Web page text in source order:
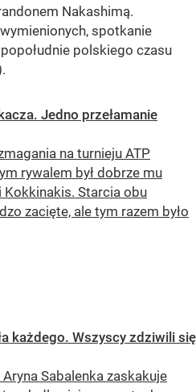
Nakashimą.
spotkanie
polskiego czasu
Jedno przełamanie
na turnieju ATP
rywalem był dobrze mu
Kokkinakis. Starcia obu
zacięte, ale tym razem było
każdego. Wszyscy zdziwili się
Sabalenka zaskakuje